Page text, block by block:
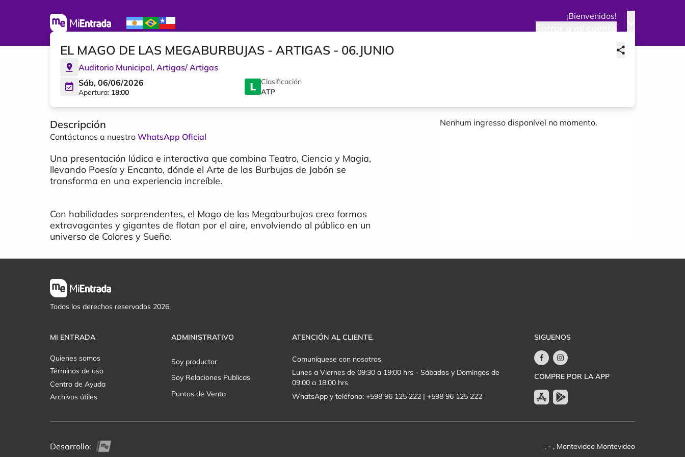
¡Bienvenidos!
EL MAGO DE LAS MEGABURBUJAS - ARTIGAS - 06.JUNIO
Auditorio Municipal, Artigas/ Artigas
Sáb, 06/06/2026
Apertura: 18:00
Clasificación
ATP
Descripción
Contáctanos a nuestro WhatsApp Oficial
Una presentación lúdica e interactiva que combina Teatro, Ciencia y Magia,
llevando Poesía y Encanto, dónde el Arte de las Burbujas de Jabón se
transforma en una experiencia increíble.
Con habilidades sorprendentes, el Mago de las Megaburbujas crea formas
extravagantes y gigantes de flotan por el aire, envolviendo al público en un
universo de Colores y Sueño.
Nenhum ingresso disponível no momento.
Todos los derechos reservados 2026.
MI ENTRADA
Quienes somos
Términos de uso
Centro de Ayuda
Archivos útiles
ADMINISTRATIVO
Soy productor
Soy Relaciones Publicas
Puntos de Venta
ATENCIÓN AL CLIENTE.
Comuníquese con nosotros
Lunes a Viernes de 09:30 a 19:00 hrs - Sábados y Domingos de
09:00 a 18:00 hrs
WhatsApp y teléfono: +598 96 125 222 | +598 96 125 222
SIGUENOS
COMPRE POR LA APP
Desarrollo: , - , Montevideo Montevideo